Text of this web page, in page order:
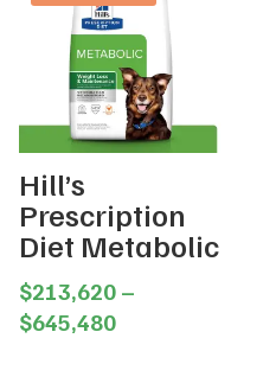
Hill’s
Prescription
Diet Metabolic
$213,620 –
$645,480Price